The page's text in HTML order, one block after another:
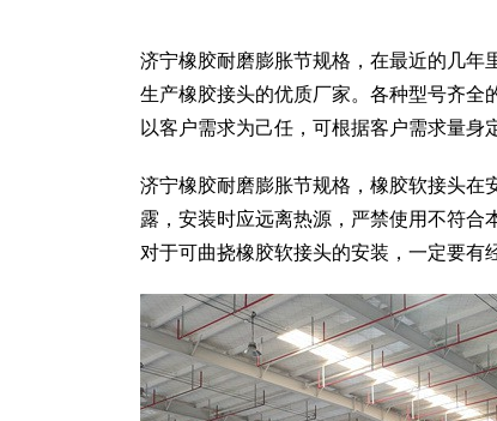
济宁橡胶耐磨膨胀节规格，在最近的几年
生产橡胶接头的优质厂家。各种型号齐全
以客户需求为己任，可根据客户需求量身
济宁橡胶耐磨膨胀节规格，橡胶软接头在
露，安装时应远离热源，严禁使用不符合
对于可曲挠橡胶软接头的安装，一定要有